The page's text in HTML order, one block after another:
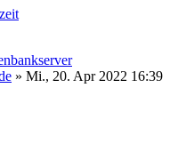
» Mi., 20. Apr 2022 16:39